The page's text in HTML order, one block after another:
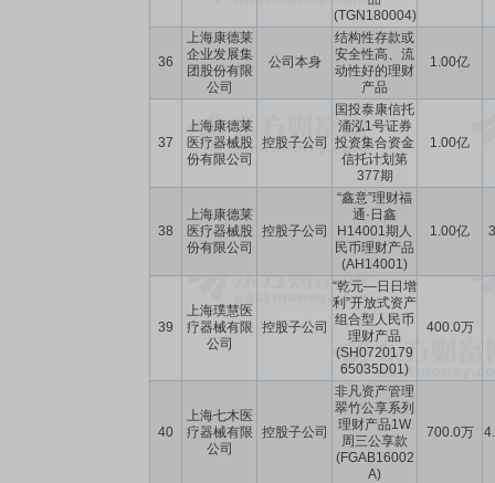
(TGN180004)
36
上海康德莱
企业发展集
团股份有限
公司
公司本身
结构性存款或
安全性高、流
动性好的理财
产品
1.00亿
37
上海康德莱
医疗器械股
份有限公司
控股子公司
国投泰康信托
涌泓1号证券
投资集合资金
信托计划第
377期
1.00亿
38
上海康德莱
医疗器械股
份有限公司
控股子公司
“鑫意”理财福
通·日鑫
H14001期人
民币理财产品
(AH14001)
1.00亿
39
上海璞慧医
疗器械有限
公司
控股子公司
“乾元—日日增
利”开放式资产
组合型人民币
理财产品
(SH0720179
65035D01)
400.0万
40
上海七木医
疗器械有限
公司
控股子公司
非凡资产管理
翠竹公享系列
理财产品1W
周三公享款
(FGAB16002
A)
700.0万